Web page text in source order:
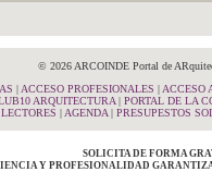
© 2026 ARCOINDE Portal de
| ACCESO PROFESIONALES | ACCESO
ARQUITECTURA| PORTAL DE LA
| AGENDA| PRESUPESTOS
SOLICITA DE FORMA
Y PROFESIONALIDAD